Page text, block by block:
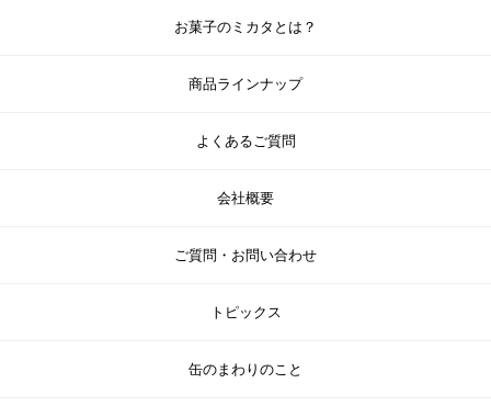
お菓子のミカタとは？
商品ラインナップ
よくあるご質問
会社概要
ご質問・お問い合わせ
トピックス
缶のまわりのこと